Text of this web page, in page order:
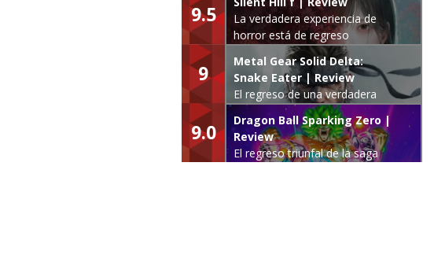
9.5
La verdadera experiencia de
horror está de regreso
9
Metal Gear Solid Delta:
Snake Eater | Review
El regreso de una verdadera
leyenda
9.0
Dragon Ball Sparking Zero |
Review
El regreso triunfal de la saga